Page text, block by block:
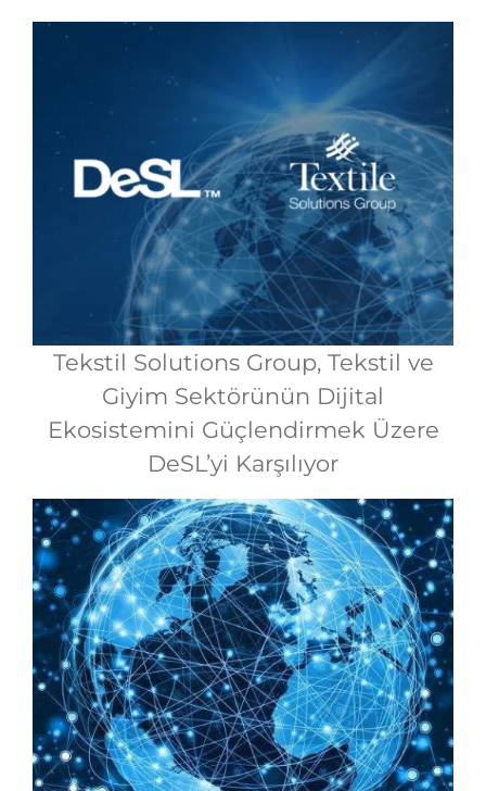
Tekstil Solutions Group, Tekstil ve
Giyim Sektörünün Dijital
Ekosistemini Güçlendirmek Üzere
DeSL’yi Karşılıyor